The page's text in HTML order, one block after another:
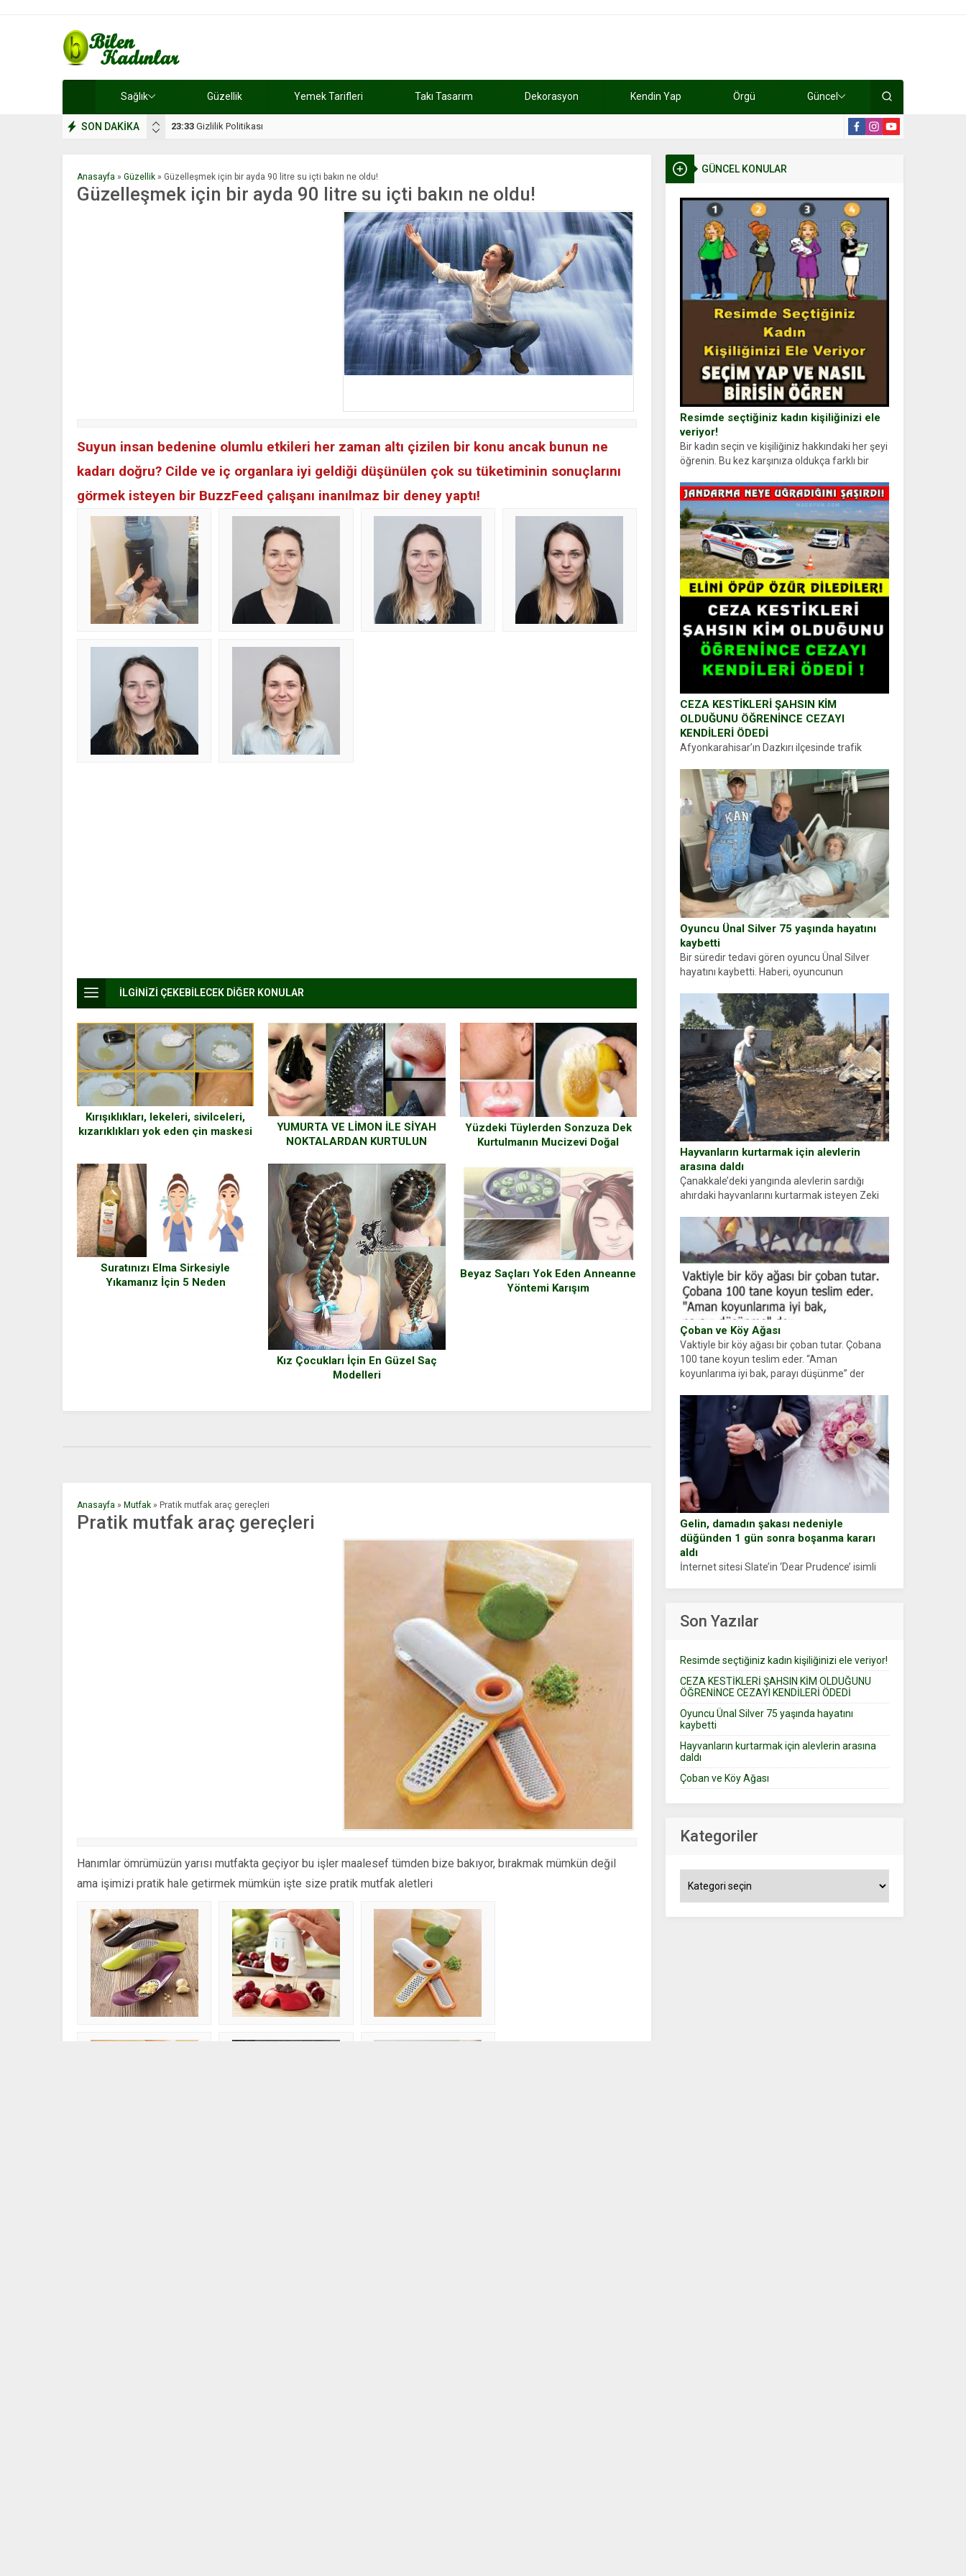
Sağlık Güzellik Yemek Tarifleri Takı Tasarım Dekorasyon Kendin Yap Örgü Güncel
SON DAKİKA 17:08 Dilan, düğününe 5 gün kala hayatını kaybetti
GÜNCEL KONULAR
Resimde seçtiğiniz kadın kişiliğinizi ele
veriyor!
Bir kadın seçin ve kişiliğiniz hakkındaki her şeyi
öğrenin. Bu kez karşınıza oldukça farklı bir
kadın figürlerinden dikkatinizi en...
CEZA KESTİKLERİ ŞAHSIN KİM
OLDUĞUNU ÖĞRENİNCE CEZAYI
KENDİLERİ ÖDEDİ
Afyonkarahisar’ın Dazkırı ilçesinde trafik
durdurdukları bir otomobilin sürücüsünden
ehliyet ve ruhsat sorup belgelerini istedi.
Sürücü Abdurrahman Ö.nün verdiği evraklarda
eksik olduğunu...
Oyuncu Ünal Silver 75 yaşında hayatını
kaybetti
Bir süredir tedavi gören oyuncu Ünal Silver
hayatını kaybetti. Haberi, oyuncunun
sosyal medya hesabında “Usta Oyuncumuz ve
çok değerli dostumuz...
Hayvanların kurtarmak için alevlerin
arasına daldı
Çanakkale’deki yangında alevlerin sardığı
ahırdaki hayvanlarını kurtarmak isteyen Zeki
ellerinde yanıklar oluşan Demir, kâbus dolu
anları anlattı… Merkeze bağlı...
Çoban ve Köy Ağası
Vaktiyle bir köy ağası bir çoban tutar. Çobana
100 tane koyun teslim eder. “Aman
koyunlarıma iyi bak, parayı düşünme” der
Gelin, damadın şakası nedeniyle
düğünden 1 gün sonra boşanma kararı
aldı
İnternet sitesi Slate’in ‘Dear Prudence’ isimli
Son Yazılar
Resimde seçtiğiniz kadın kişiliğinizi ele veriyor!
CEZA KESTİKLERİ ŞAHSIN KİM OLDUĞUNU
ÖĞRENİNCE CEZAYI KENDİLERİ ÖDEDİ
Oyuncu Ünal Silver 75 yaşında hayatını
kaybetti
Hayvanların kurtarmak için alevlerin arasına
daldı
Çoban ve Köy Ağası
Kategoriler
Anasayfa » Güzellik » Güzelleşmek için bir ayda 90 litre su içti bakın ne oldu!
Güzelleşmek için bir ayda 90 litre su içti bakın ne oldu!
Suyun insan bedenine olumlu etkileri her zaman altı çizilen bir konu ancak bunun ne
kadarı doğru? Cilde ve iç organlara iyi geldiği düşünülen çok su tüketiminin sonuçlarını
görmek isteyen bir BuzzFeed çalışanı inanılmaz bir deney yaptı!
İLGİNİZİ ÇEKEBİLECEK DİĞER KONULAR
Kırışıklıkları, lekeleri, sivilceleri,
kızarıklıkları yok eden çin maskesi
YUMURTA VE LİMON İLE SİYAH
NOKTALARDAN KURTULUN
Yüzdeki Tüylerden Sonzuza Dek
Kurtulmanın Mucizevi Doğal
Suratınızı Elma Sirkesiyle
Yıkamanız İçin 5 Neden
Kız Çocukları İçin En Güzel Saç
Modelleri
Beyaz Saçları Yok Eden Anneanne
Yöntemi Karışım
Anasayfa » Mutfak » Pratik mutfak araç gereçleri
Pratik mutfak araç gereçleri
Hanımlar ömrümüzün yarısı mutfakta geçiyor bu işler maalesef tümden bize bakıyor, bırakmak mümkün değil
ama işimizi pratik hale getirmek mümkün işte size pratik mutfak aletleri